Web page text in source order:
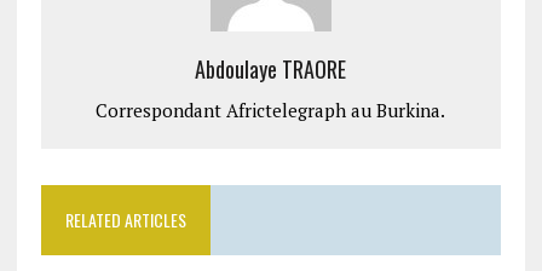
Abdoulaye TRAORE
Correspondant Africtelegraph au Burkina.
RELATED ARTICLES